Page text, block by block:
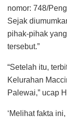
nomor: 748/
Sejak
pihak-pihak
tersebut.”
“Setelah itu,
Kelurahan
Palewai,” ucap
‘Melihat fakta